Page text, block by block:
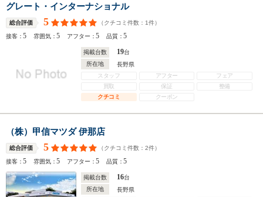
グレート・インターナショナル
総合評価 5 （クチコミ件数： 1件）
接客：5 雰囲気：5 アフター：5 品質：5
掲載台数 19台
所在地
長野県
スタッフ
アフター
フェア
買取
保証
整備
クチコミ
クーポン
（株）甲信マツダ 伊那店
総合評価 5 （クチコミ件数： 2件）
接客：5 雰囲気：5 アフター：5 品質：5
掲載台数 16台
所在地
長野県